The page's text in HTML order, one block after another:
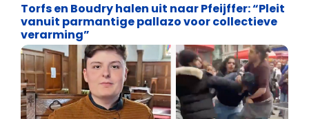
Torfs en Boudry halen uit naar Pfeijffer: “Pleit
vanuit parmantige pallazo voor collectieve
verarming”